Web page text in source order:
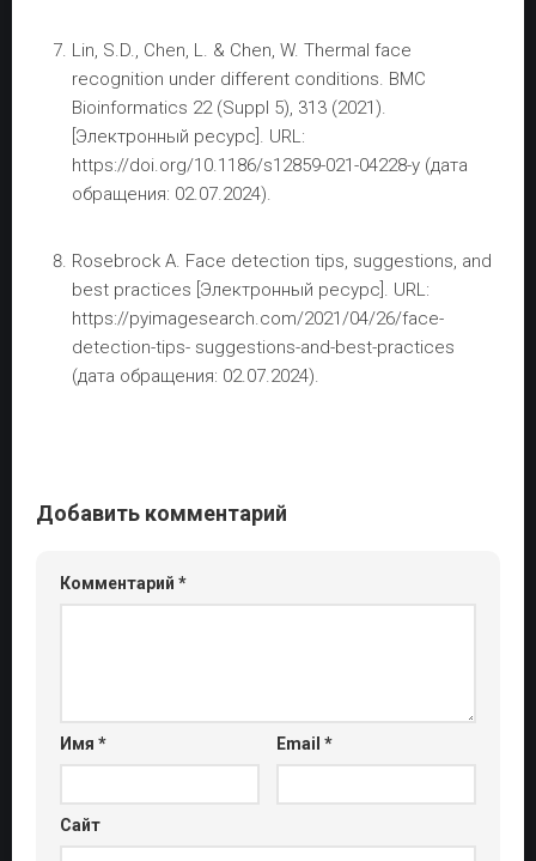
Lin, S.D., Chen, L. & Chen, W. Thermal face
recognition under different conditions. BMC
Bioinformatics 22 (Suppl 5), 313 (2021).
[Электронный ресурс]. URL:
https://doi.org/10.1186/s12859-021-04228-y (дата
обращения: 02.07.2024).
Rosebrock A. Face detection tips, suggestions, and
best practices [Электронный ресурс]. URL:
https://pyimagesearch.com/2021/04/26/face-
detection-tips- suggestions-and-best-practices
(дата обращения: 02.07.2024).
Добавить комментарий
Комментарий *
Имя * Email *
Сайт